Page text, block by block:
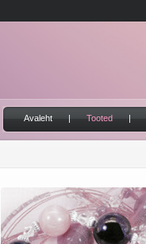
Avaleht | Tooted |